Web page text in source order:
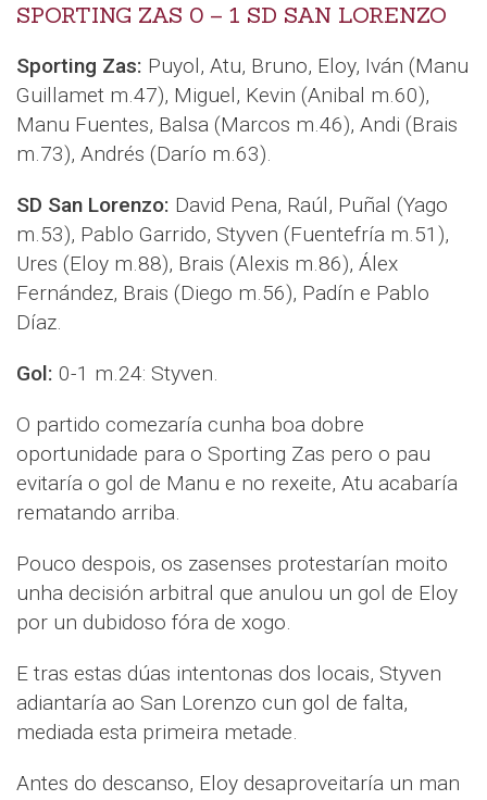
SPORTING ZAS 0 – 1 SD SAN LORENZO
Sporting Zas: Puyol, Atu, Bruno, Eloy, Iván (Manu
Guillamet m.47), Miguel, Kevin (Anibal m.60),
Manu Fuentes, Balsa (Marcos m.46), Andi (Brais
m.73), Andrés (Darío m.63).
SD San Lorenzo: David Pena, Raúl, Puñal (Yago
m.53), Pablo Garrido, Styven (Fuentefría m.51),
Ures (Eloy m.88), Brais (Alexis m.86), Álex
Fernández, Brais (Diego m.56), Padín e Pablo
Díaz.
Gol: 0-1 m.24: Styven.
O partido comezaría cunha boa dobre
oportunidade para o Sporting Zas pero o pau
evitaría o gol de Manu e no rexeite, Atu acabaría
rematando arriba.
Pouco despois, os zasenses protestarían moito
unha decisión arbitral que anulou un gol de Eloy
por un dubidoso fóra de xogo.
E tras estas dúas intentonas dos locais, Styven
adiantaría ao San Lorenzo cun gol de falta,
mediada esta primeira metade.
Antes do descanso, Eloy desaproveitaría un man